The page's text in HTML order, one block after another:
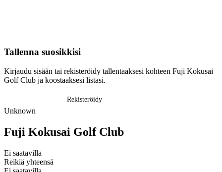
Tallenna suosikkisi
Kirjaudu sisään tai rekisteröidy tallentaaksesi kohteen Fuji Kokusai
Golf Club ja koostaaksesi listasi.
Rekisteröidy
Unknown
Fuji Kokusai Golf Club
Ei saatavilla
Reikiä yhteensä